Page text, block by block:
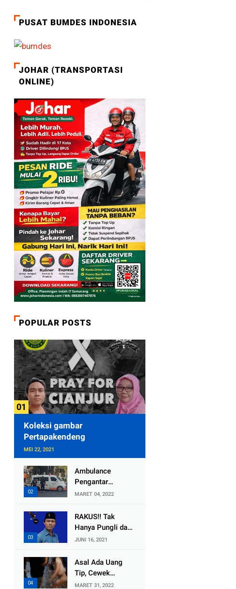
PUSAT BUMDES INDONESIA
JOHAR (TRANSPORTASI
ONLINE)
POPULAR POSTS
Koleksi gambar
Pertapakendeng
MEI 22, 2021
Ambulance
Pengantar
Jenazah Kepala
Mengalami
Kecelakaan
MARET 04, 2022
RAKUS!! Tak
Hanya Pungli dan
Dana Bedah
Diembat, ,
Perangkat Desa
JUNI 16, 2021
Asal Ada Uang
Tip, Cewek
Pemandu Karaoke
MARET 31, 2022